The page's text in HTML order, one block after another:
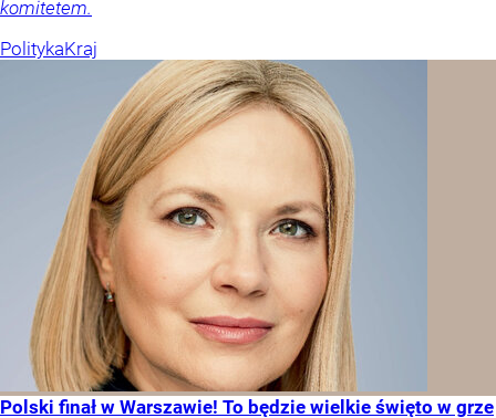
komitetem.
PolitykaKraj
Polski finał w Warszawie! To będzie wielkie święto w grze